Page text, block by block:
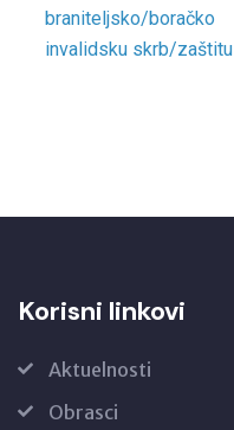
braniteljsko/boračko
invalidsku skrb/zaštitu
Korisni linkovi
Aktuelnosti
Obrasci